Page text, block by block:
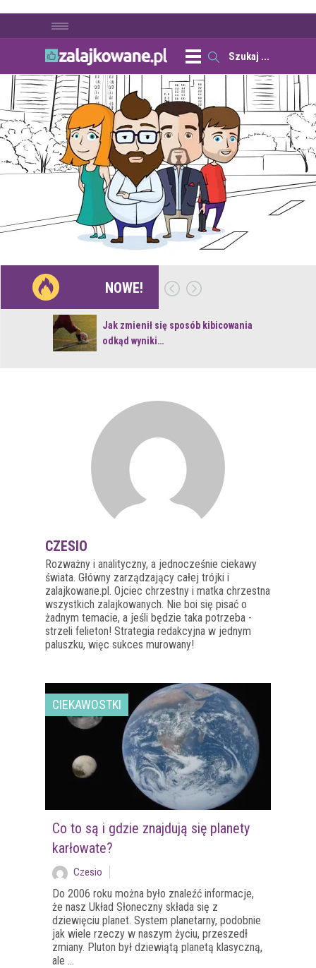
NOWE!
Jak zmienił się sposób kibicowania
odkąd wyniki…
CZESIO
Rozważny i analityczny, a jednocześnie ciekawy
świata. Główny zarządzający całej trójki i
zalajkowane.pl. Ojciec chrzestny i matka chrzestna
wszystkich zalajkowanych. Nie boi się pisać o
żadnym temacie, a jeśli będzie taka potrzeba -
strzeli felieton! Strategia redakcyjna w jednym
paluszku, więc sukces murowany!
CIEKAWOSTKI
Co to są i gdzie znajdują się planety
karłowate?
Czesio
Do 2006 roku można było znaleźć informacje,
że nasz Układ Słoneczny składa się z
dziewięciu planet. System planetarny, podobnie
jak wiele rzeczy w naszym życiu, przeszedł
zmiany. Pluton był dziewiątą planetą klasyczną,
ale ...